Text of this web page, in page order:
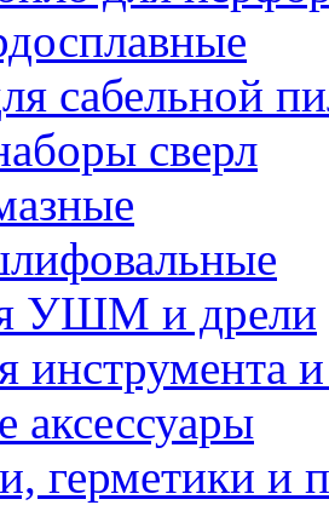
сабельной
сверл
УШМ и дрели
аксессуары
герметики и